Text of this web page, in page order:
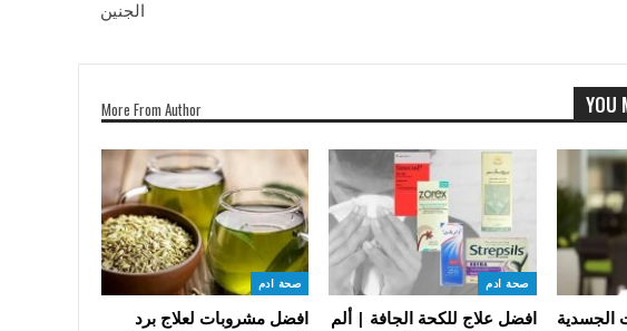
الجنين
YOU
More From Author
الجسدية
صحة ادم
افضل علاج للكحة الجافة | ألم
صحة ادم
افضل مشروبات لعلاج برد